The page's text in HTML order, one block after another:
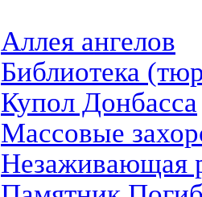
Аллея ангелов
Библиотека
Купол Донбасса
Массовые
Незаживающая